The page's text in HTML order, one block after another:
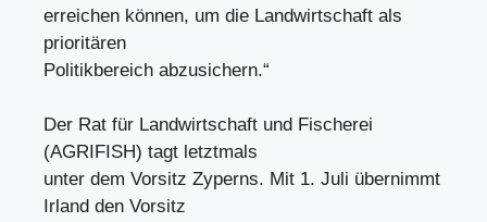
erreichen können, um die Landwirtschaft als
prioritären
Politikbereich abzusichern.“
Der Rat für Landwirtschaft und Fischerei
(AGRIFISH) tagt letztmals
unter dem Vorsitz Zyperns. Mit 1. Juli übernimmt
Irland den Vorsitz